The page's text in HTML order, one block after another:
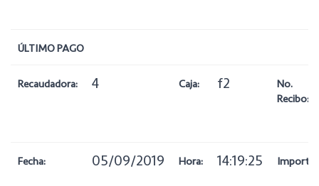
ÚLTIMO PAGO
Recaudadora: 4 Caja: f2
No.
Recibo:
Fecha: 05/09/2019 Hora: 14:19:25 Importe: